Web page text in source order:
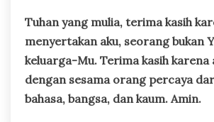
Tuhan yang mulia, terima kasih
menyertakan aku, seorang bukan
keluarga-Mu. Terima kasih karena
dengan sesama orang percaya
bahasa, bangsa, dan kaum. Amin.